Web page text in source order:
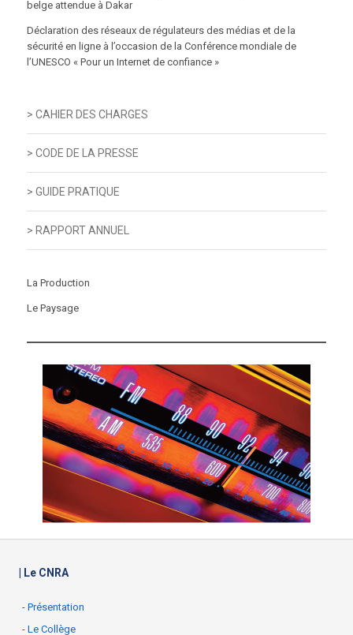
belge attendue à Dakar
Déclaration des réseaux de régulateurs des médias et de la
sécurité en ligne à l’occasion de la Conférence mondiale de
l’UNESCO « Pour un Internet de confiance »
> CAHIER DES CHARGES
> CODE DE LA PRESSE
> GUIDE PRATIQUE
> RAPPORT ANNUEL
La Production
Le Paysage
| Le CNRA
- Présentation
- Le Collège